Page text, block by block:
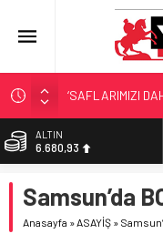
‘SAFLARIMIZI
SAMSUN’DA
BİR SAMSUN
LÖSEV’İN
ALTIN
6.680,93
13.795,57
DOLAR
Samsun’da
Anasayfa »ASAYİŞ »